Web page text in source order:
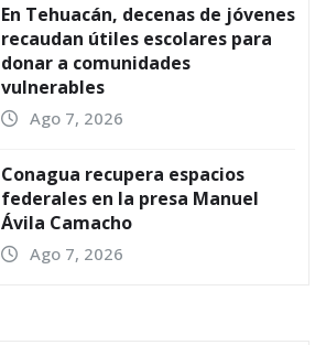
En Tehuacán, decenas de jóvenes
recaudan útiles escolares para
donar a comunidades
vulnerables
Ago 7, 2026
Conagua recupera espacios
federales en la presa Manuel
Ávila Camacho
Ago 7, 2026